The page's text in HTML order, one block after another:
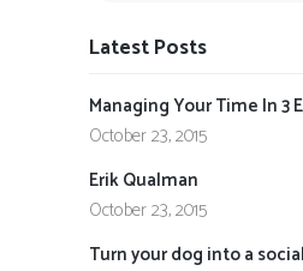
Latest Posts
Managing Your Time In 3
October 23, 2015
Erik Qualman
October 23, 2015
Turn your dog into a